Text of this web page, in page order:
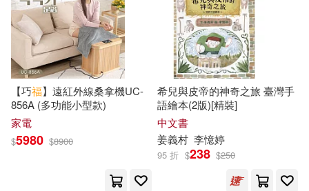
AKIRA GOTO(22)
劉文勇(22) 嗶哩嗶哩(22)
崔西．梅修(22) 川崎伸(22)
斯托得(22)
曲一線（主編）(22)
衛生福利部中央健康保險署(91)
勞動部(90)
湖南教育出版社(90) 三采(89)
【巧福】遠紅外線桑拿機UC-
856A (多功能小型款)
家電
$5980 $8900
希兒與皮帝的神奇之旅 臺灣手
語繪本(2版)[精裝]
中文書
姜義村 李憶婷
95 折 $238 $250